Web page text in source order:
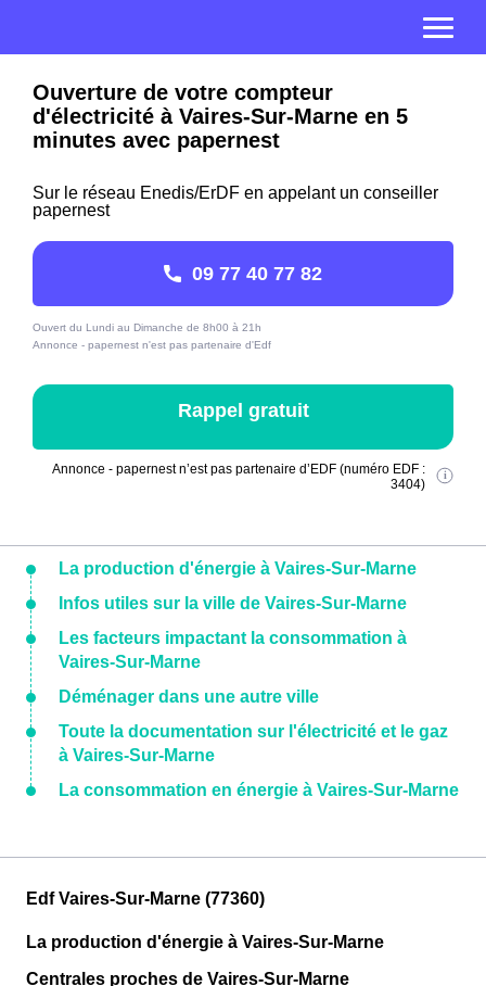
Ouverture de votre compteur
d'électricité à Vaires-Sur-Marne en 5
minutes avec papernest
Sur le réseau Enedis/ErDF en appelant un conseiller
papernest
09 77 40 77 82
Ouvert du Lundi au Dimanche de 8h00 à 21h
Annonce - papernest n'est pas partenaire d'Edf
Rappel gratuit
Annonce - papernest n’est pas partenaire d’EDF (numéro EDF :
3404)
La production d'énergie à Vaires-Sur-Marne
Infos utiles sur la ville de Vaires-Sur-Marne
Les facteurs impactant la consommation à
Vaires-Sur-Marne
Déménager dans une autre ville
Toute la documentation sur l'électricité et le gaz
à Vaires-Sur-Marne
La consommation en énergie à Vaires-Sur-Marne
Edf Vaires-Sur-Marne (77360)
La production d'énergie à Vaires-Sur-Marne
Centrales proches de Vaires-Sur-Marne